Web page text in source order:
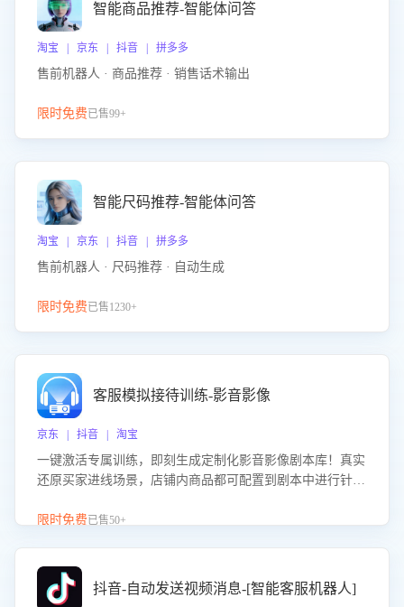
智能商品推荐-智能体问答
淘宝 | 京东 | 抖音 | 拼多多
售前机器人 · 商品推荐 · 销售话术输出
限时免费已售99+
智能尺码推荐-智能体问答
淘宝 | 京东 | 抖音 | 拼多多
售前机器人 · 尺码推荐 · 自动生成
限时免费已售1230+
客服模拟接待训练-影音影像
京东 | 抖音 | 淘宝
一键激活专属训练，即刻生成定制化影音影像剧本库！真实
还原买家进线场景，店铺内商品都可配置到剧本中进行针对
击 “立即开通”，快速获取影音影像类目剧本，一键开启客服
限时免费已售50+
抖音-自动发送视频消息-[智能客服机器人]